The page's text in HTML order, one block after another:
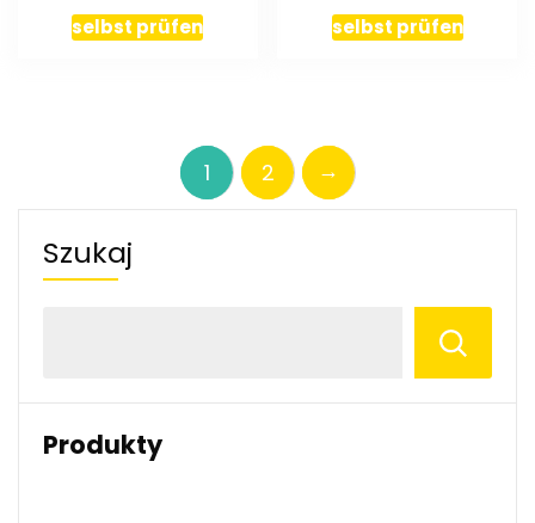
selbst prüfen selbst prüfen
1 2 →
Szukaj
Produkty